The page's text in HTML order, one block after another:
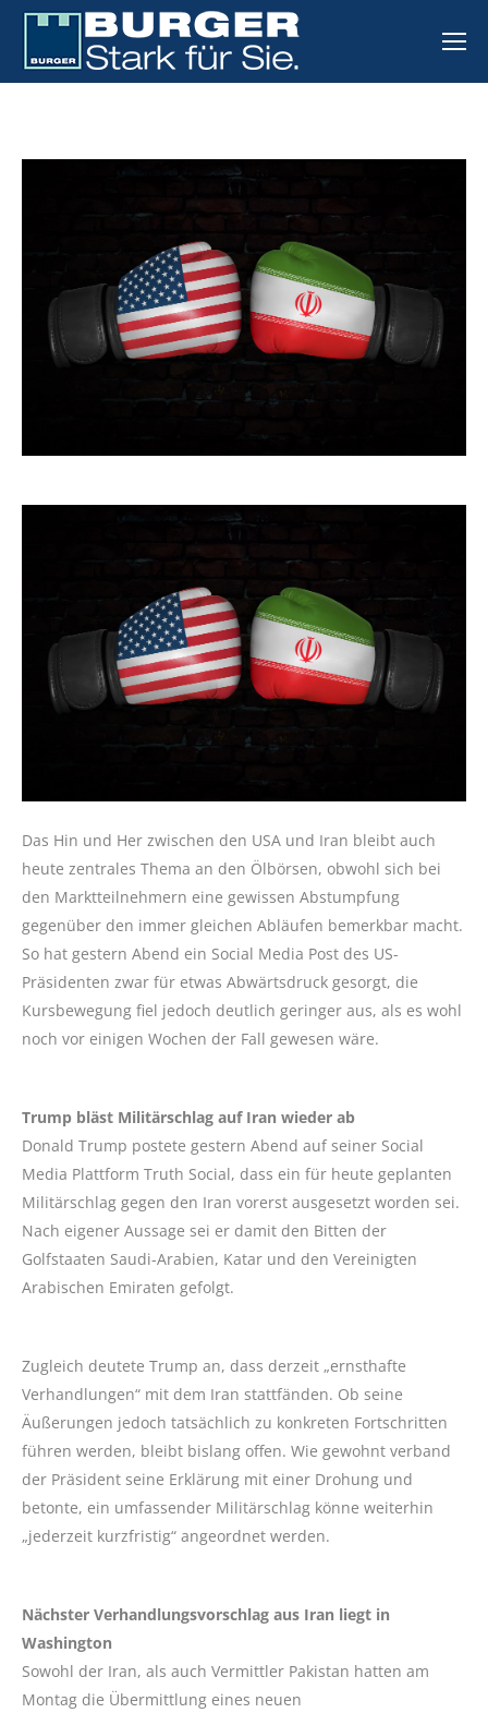
Das Hin und Her zwischen den USA und Iran bleibt auch
heute zentrales Thema an den Ölbörsen, obwohl sich bei
den Marktteilnehmern eine gewissen Abstumpfung
gegenüber den immer gleichen Abläufen bemerkbar macht.
So hat gestern Abend ein Social Media Post des US-
Präsidenten zwar für etwas Abwärtsdruck gesorgt, die
Kursbewegung fiel jedoch deutlich geringer aus, als es wohl
noch vor einigen Wochen der Fall gewesen wäre.
Trump bläst Militärschlag auf Iran wieder ab
Donald Trump postete gestern Abend auf seiner Social
Media Plattform Truth Social, dass ein für heute geplanten
Militärschlag gegen den Iran vorerst ausgesetzt worden sei.
Nach eigener Aussage sei er damit den Bitten der
Golfstaaten Saudi-Arabien, Katar und den Vereinigten
Arabischen Emiraten gefolgt.
Zugleich deutete Trump an, dass derzeit „ernsthafte
Verhandlungen“ mit dem Iran stattfänden. Ob seine
Äußerungen jedoch tatsächlich zu konkreten Fortschritten
führen werden, bleibt bislang offen. Wie gewohnt verband
der Präsident seine Erklärung mit einer Drohung und
betonte, ein umfassender Militärschlag könne weiterhin
„jederzeit kurzfristig“ angeordnet werden.
Nächster Verhandlungsvorschlag aus Iran liegt in
Washington
Sowohl der Iran, als auch Vermittler Pakistan hatten am
Montag die Übermittlung eines neuen